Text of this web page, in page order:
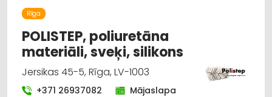
CELTNIECĪBAS TEHNIKA UN IEKĀRTAS; TIRDZNIECĪBA, SERVISS
CELTNIECĪBAS UN REMONTA DARBI
DĀRZA TEHNIKA UN INVENTĀRS
BŪVMATERIĀLU, BŪVKONSTRUKCIJU TIRDZNIECĪBA
Rīga
POLISTEP, poliuretāna
materiāli, sveķi, silikons
Jersikas 45-5, Rīga, LV-1003
+371 26937082 Mājaslapa